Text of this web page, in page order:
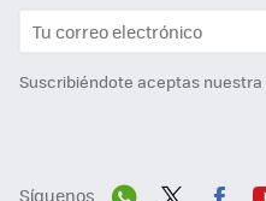
Suscribiéndote aceptas nuestra
Síguenos